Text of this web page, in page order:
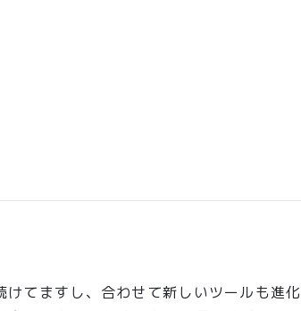
てますし、合わせて新しいツールも進化